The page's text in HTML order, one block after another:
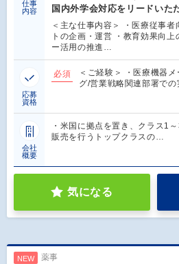
仕事
内容
国内外学会対応をリードいた
＜主な仕事内容＞ ・医療従事
トの企画・運営 ・教育効果向
ー活用の推進…
応募
資格
必須
＜ご経験＞ ・医療機器
グ/営業戦略関連部署で
会社
概要
・米国に拠点を置き、クラス1
販売を行うトップクラスの…
気になる
NEW 薬事